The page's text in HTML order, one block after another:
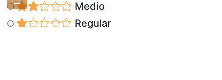
Medio
Regular